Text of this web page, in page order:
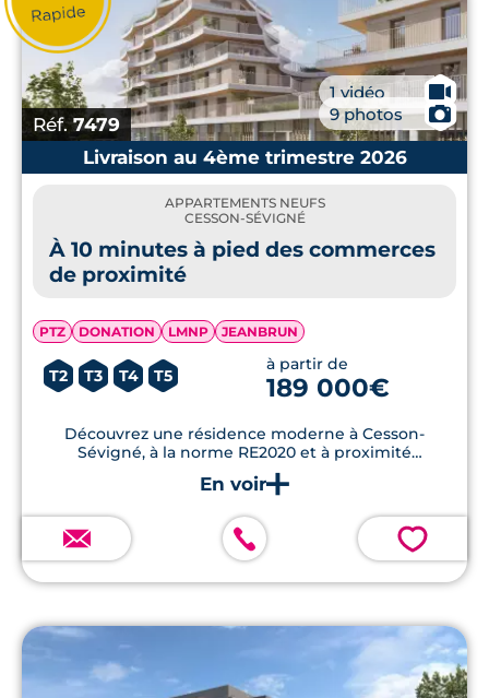
Réf.7479
1 vidéo 🎥
9 photos
📷
Livraison au 4ème trimestre 2026
APPARTEMENTS NEUFS
CESSON-SÉVIGNÉ
À 10 minutes à pied des commerces
de proximité
PTZ DONATION LMNP JEANBRUN
T2 T3 T4 T5
à partir de
189 000€
Découvrez une résidence moderne à Cesson-
Sévigné, à la norme RE2020 et à proximité
immédiate des commodités.
💗